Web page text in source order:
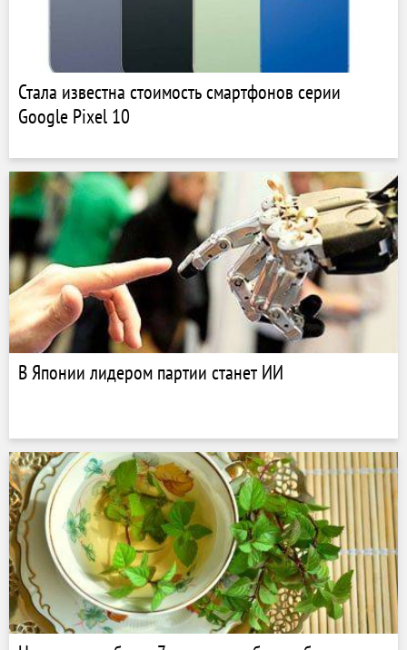
Стала известна стоимость смартфонов серии
Google Pixel 10
В Японии лидером партии станет ИИ